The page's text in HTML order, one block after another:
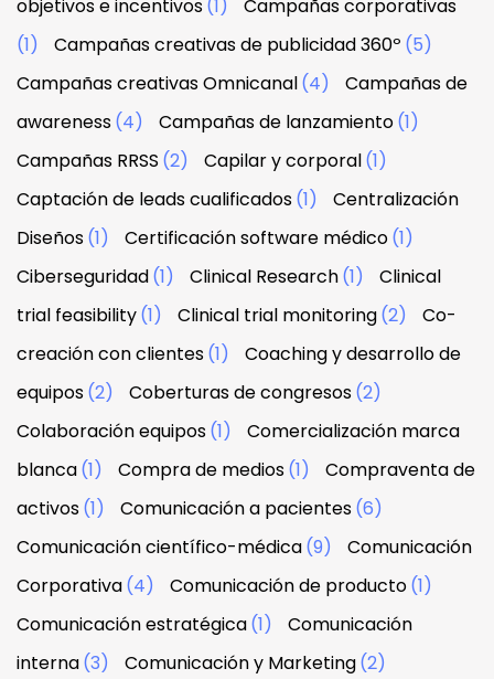
objetivos e incentivos(1)
Campañas corporativas
(1)
Campañas creativas de publicidad 360º (5)
Campañas creativas Omnicanal(4)
Campañas de
awareness(4) Campañas de lanzamiento(1)
Campañas RRSS (2) Capilar y corporal(1)
Captación de leads cualificados(1)
Centralización
Diseños(1) Certificación software médico(1)
Ciberseguridad(1) Clinical Research(1)
Clinical
trial feasibility(1) Clinical trial monitoring(2)
Co-
creación con clientes(1)
Coaching y desarrollo de
equipos(2) Coberturas de congresos(2)
Colaboración equipos(1)
Comercialización marca
blanca(1) Compra de medios(1)
Compraventa de
activos(1) Comunicación a pacientes(6)
Comunicación científico-médica(9)
Comunicación
Corporativa(4) Comunicación de producto(1)
Comunicación estratégica(1)
Comunicación
interna(3) Comunicación y Marketing(2)